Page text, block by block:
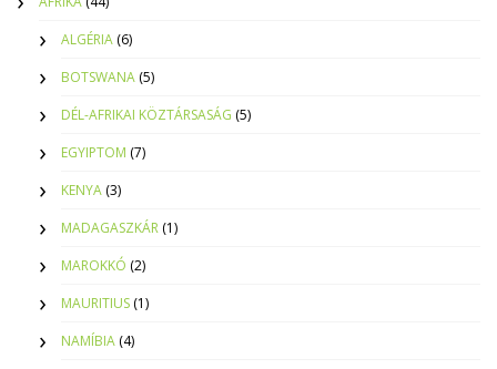
ALGÉRIA (6)
BOTSWANA (5)
DÉL-AFRIKAI KÖZTÁRSASÁG (5)
EGYIPTOM (7)
KENYA (3)
MADAGASZKÁR (1)
MAROKKÓ (2)
MAURITIUS (1)
NAMÍBIA (4)